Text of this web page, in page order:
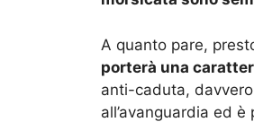
A quanto pare,
porterà una
anti-caduta,
all’avanguardia ed